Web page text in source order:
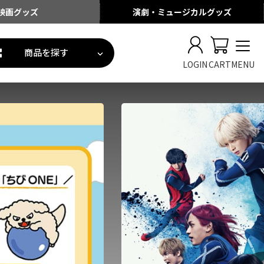
画グッズ 演劇・ミュージカルグッズ
商品を探す
LOGINCARTMENU